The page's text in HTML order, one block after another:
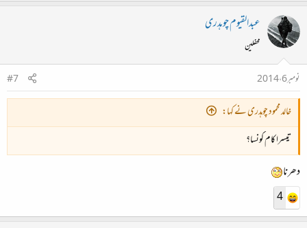
عبدالقیوم چوہدری
محفلین
نومبر 6، 2014
#7
خالد محمود چوہدری نے کہا:
تیسرا کام کونسا؟
دھرنا
4